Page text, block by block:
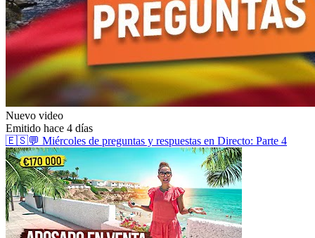
Nuevo video
Emitido hace 4 días
🇪🇸💬 Miércoles de preguntas y respuestas en Directo: Parte 4